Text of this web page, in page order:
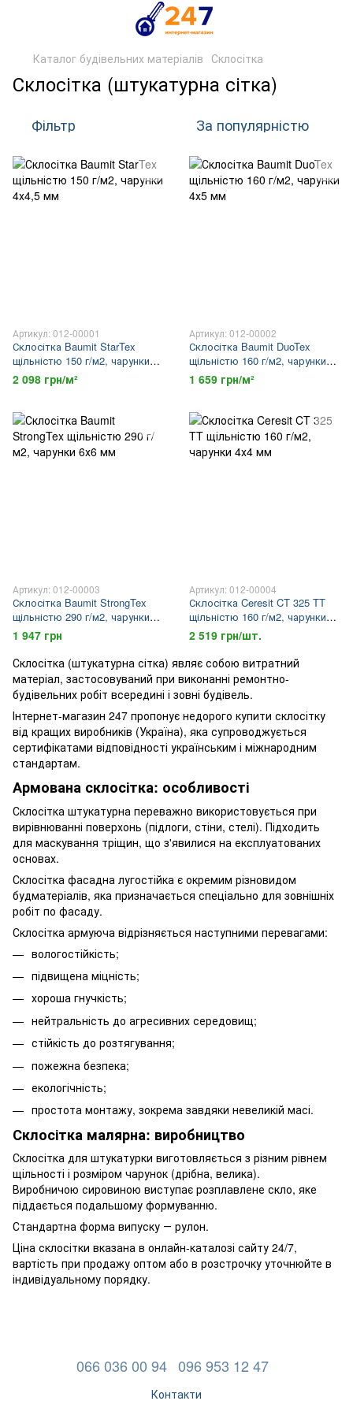
Каталог будівельних матеріалів Склосітка
Склосітка (штукатурна сітка)
Фільтр За популярністю
Артикул: 012-00001
Склосітка Baumit StarTex
щільністю 150 г/м2, чарунки
4х4,5 мм
2 098 грн/м²
Артикул: 012-00002
Склосітка Baumit DuoTex
щільністю 160 г/м2, чарунки
4х5 мм
1 659 грн/м²
Артикул: 012-00003
Склосітка Baumit StrongTex
щільністю 290 г/м2, чарунки
6х6 мм
1 947 грн
Артикул: 012-00004
Склосітка Ceresit CT 325 TT
щільністю 160 г/м2, чарунки
4х4 мм
2 519 грн/шт.
Склосітка (штукатурна сітка) являє собою витратний
матеріал, застосовуваний при виконанні ремонтно-
будівельних робіт всередині і зовні будівель.
Інтернет-магазин 247 пропонує недорого купити склосітку
від кращих виробників (Україна), яка супроводжується
сертифікатами відповідності українським і міжнародним
стандартам.
Армована склосітка: особливості
Склосітка штукатурна переважно використовується при
вирівнюванні поверхонь (підлоги, стіни, стелі). Підходить
для маскування тріщин, що з'явилися на експлуатованих
основах.
Склосітка фасадна лугостійка є окремим різновидом
будматеріалів, яка призначається спеціально для зовнішніх
робіт по фасаду.
Склосітка армуюча відрізняється наступними перевагами:
вологостійкість;
підвищена міцність;
хороша гнучкість;
нейтральність до агресивних середовищ;
стійкість до розтягування;
пожежна безпека;
екологічність;
простота монтажу, зокрема завдяки невеликій масі.
Склосітка малярна: виробництво
Склосітка для штукатурки виготовляється з різним рівнем
щільності і розміром чарунок (дрібна, велика).
Виробничою сировиною виступає розплавлене скло, яке
піддається подальшому формуванню.
Стандартна форма випуску ― рулон.
Ціна склосітки вказана в онлайн-каталозі сайту 24/7,
вартість при продажу оптом або в розстрочку уточнюйте в
індивідуальному порядку.
066 036 00 94 096 953 12 47
Контакти